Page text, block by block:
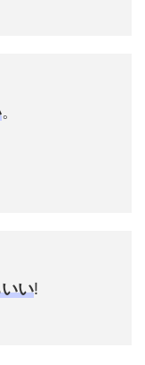
。
い!